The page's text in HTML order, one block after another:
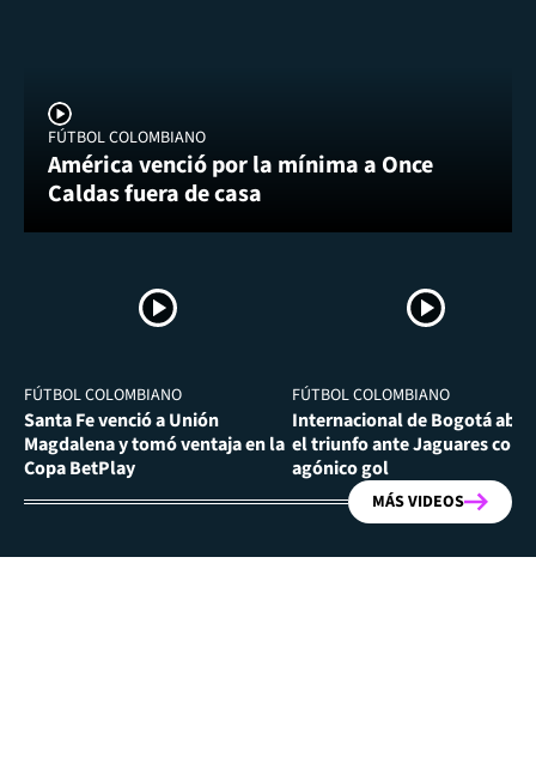
FÚTBOL COLOMBIANO
América venció por la mínima a Once
Caldas fuera de casa
FÚTBOL COLOMBIANO
Santa Fe venció a Unión
Magdalena y tomó ventaja en la
Copa BetPlay
FÚTBOL COLOMBIANO
Internacional de Bogotá
el triunfo ante Jaguares con
agónico gol
MÁS VIDEOS